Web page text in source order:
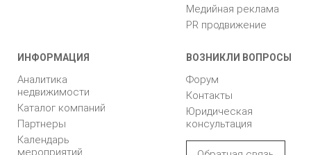
Медийная реклама
PR продвижение
ИНФОРМАЦИЯ
Аналитика
недвижимости
Каталог компаний
Партнеры
Календарь
мероприятий
ВОЗНИКЛИ ВОПРОСЫ
Форум
Контакты
Юридическая
консультация